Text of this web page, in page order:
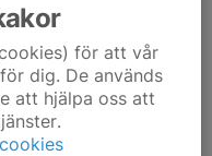
Parkhallen.
sidan
för att vår
dig. De används
att hjälpa oss att